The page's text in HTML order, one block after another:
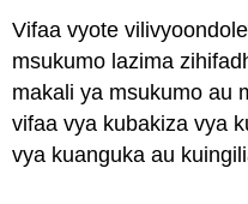
Vifaa vyote
msukumo lazima
makali ya msukumo au
vifaa vya kubakiza vya
vya kuanguka au